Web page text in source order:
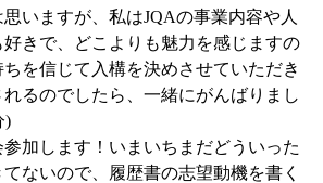
いますが、私はJQAの事業内容や人
きで、どこよりも魅力を感じますの
を信じて入構を決めさせていただき
るのでしたら、一緒にがんばりまし
)
参加します！いまいちまだどういった
ないので、履歴書の志望動機を書く